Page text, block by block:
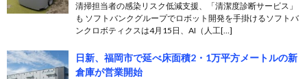
清掃担当者の感染リスク低減支援、「清潔度診断サービス」
も ソフトバンクグループでロボット開発を手掛けるソフトバ
ンクロボティクスは4月15日、AI（人工[…]
日新、福岡市で延べ床面積2・1万平方メートルの新
倉庫が営業開始